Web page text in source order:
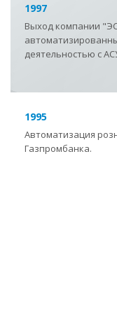
1997
Выход компании
деятельностью с
1995
Автоматизация
Газпромбанка.